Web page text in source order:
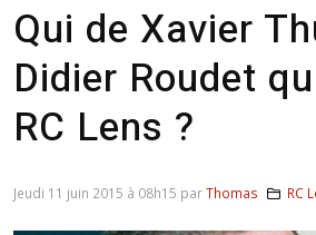
Qui de Xavier
Didier Roudet
RC Lens ?
Jeudi 11 juin 2015 à 08h15 parThomas RC